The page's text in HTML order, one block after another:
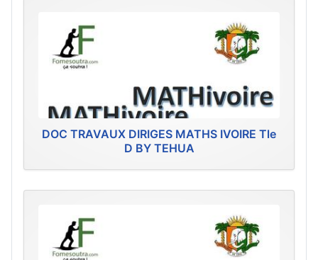
DOC TRAVAUX DIRIGES MATHS IVOIRE Tle
D BY TEHUA